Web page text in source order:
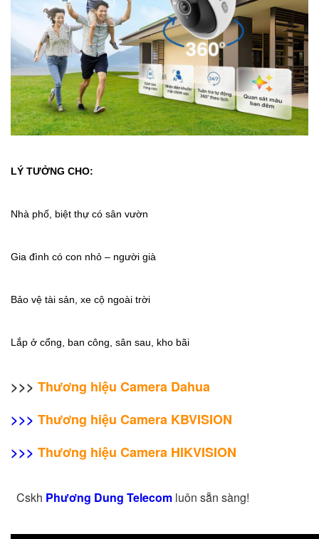
LÝ TƯỞNG CHO:
Nhà phố, biệt thự có sân vườn
Gia đình có con nhỏ – người già
Bảo vệ tài sản, xe cộ ngoài trời
Lắp ở cổng, ban công, sân sau, kho bãi
>>> Thương hiệu Camera Dahua
>>> Thương hiệu Camera KBVISION
>>> Thương hiệu Camera HIKVISION
Cskh Phương Dung Telecom luôn sẵn sàng!